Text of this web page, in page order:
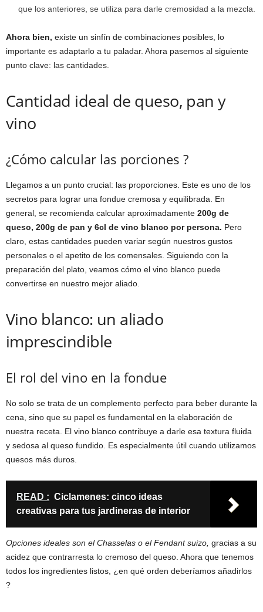
que los anteriores, se utiliza para darle cremosidad a la mezcla.
Ahora bien, existe un sinfín de combinaciones posibles, lo
importante es adaptarlo a tu paladar. Ahora pasemos al siguiente
punto clave: las cantidades.
Cantidad ideal de queso, pan y
vino
¿Cómo calcular las porciones ?
Llegamos a un punto crucial: las proporciones. Este es uno de los
secretos para lograr una fondue cremosa y equilibrada. En
general, se recomienda calcular aproximadamente 200g de
queso, 200g de pan y 6cl de vino blanco por persona. Pero
claro, estas cantidades pueden variar según nuestros gustos
personales o el apetito de los comensales. Siguiendo con la
preparación del plato, veamos cómo el vino blanco puede
convertirse en nuestro mejor aliado.
Vino blanco: un aliado
imprescindible
El rol del vino en la fondue
No solo se trata de un complemento perfecto para beber durante la
cena, sino que su papel es fundamental en la elaboración de
nuestra receta. El vino blanco contribuye a darle esa textura fluida
y sedosa al queso fundido. Es especialmente útil cuando utilizamos
quesos más duros.
READ : Ciclamenes: cinco ideas
creativas para tus jardineras de interior
Opciones ideales son el Chasselas o el Fendant suizo, gracias a su
acidez que contrarresta lo cremoso del queso. Ahora que tenemos
todos los ingredientes listos, ¿en qué orden deberíamos añadirlos
?